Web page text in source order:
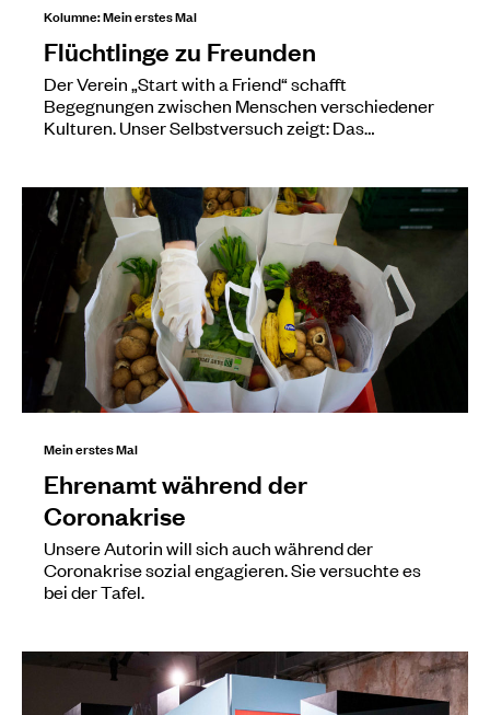
Kolumne: Mein erstes Mal
Flüchtlinge zu Freunden
Der Verein „Start with a Friend“ schafft
Begegnungen zwischen Menschen verschiedener
Kulturen. Unser Selbstversuch zeigt: Das…
Mein erstes Mal
Ehrenamt während der
Coronakrise
Unsere Autorin will sich auch während der
Coronakrise sozial engagieren. Sie versuchte es
bei der Tafel.